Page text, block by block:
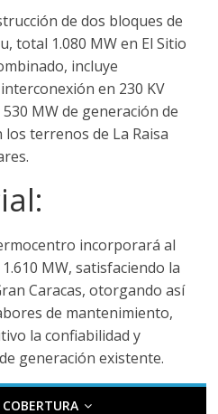
de dos bloques de
total 1.080 MW en El Sitio
incluye
en 230 KV
MW de generación de
los terrenos de La Raisa
incorporará al
MW, satisfaciendo la
Caracas, otorgando así
de mantenimiento,
la confiabilidad y
generación existente.